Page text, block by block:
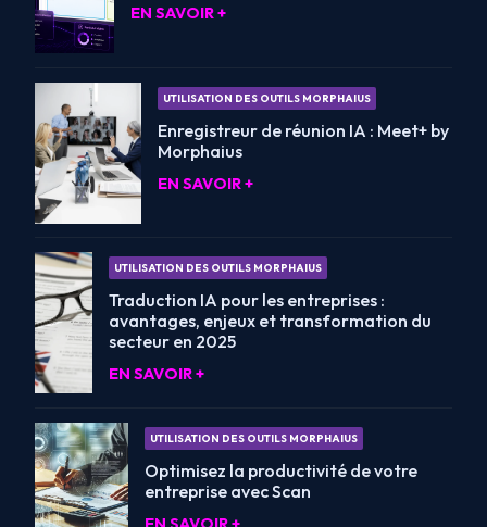
EN SAVOIR +
UTILISATION DES OUTILS MORPHAIUS
Enregistreur de réunion IA : Meet+ by
Morphaius
EN SAVOIR +
UTILISATION DES OUTILS MORPHAIUS
Traduction IA pour les entreprises :
avantages, enjeux et transformation du
secteur en 2025
EN SAVOIR +
UTILISATION DES OUTILS MORPHAIUS
Optimisez la productivité de votre
entreprise avec Scan